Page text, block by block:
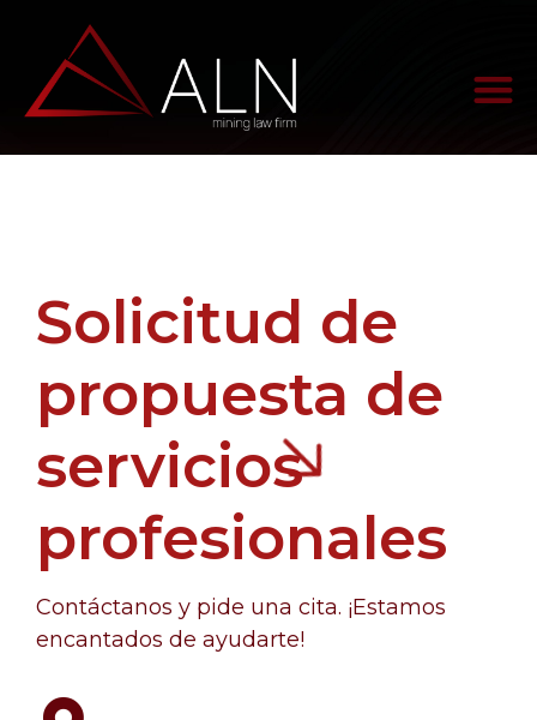
Solicitud de
propuesta de
servicios
profesionales
Contáctanos y pide una cita. ¡Estamos
encantados de ayudarte!